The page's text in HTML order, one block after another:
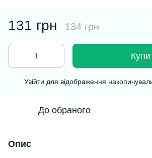
131 грн 134 грн
Увійти для відображення
До обраного
Опис